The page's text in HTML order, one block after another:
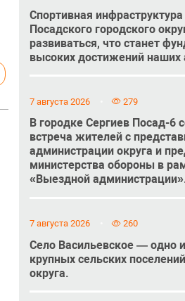
Спортивная
Посадского городского
развиваться, что станет
высоких достижений наших
7 августа 2026 279
В городке Сергиев Посад-6
встреча жителей с
администрации округа и
министерства обороны в
«Выездной
7 августа 2026 260
Село Васильевское — одно
крупных сельских
округа.